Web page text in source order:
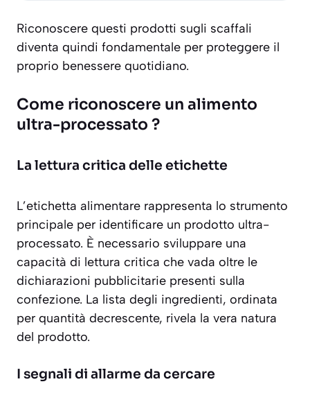
Riconoscere questi prodotti sugli scaffali
diventa quindi fondamentale per proteggere il
proprio benessere quotidiano.
Come riconoscere un alimento
ultra-processato ?
La lettura critica delle etichette
L’etichetta alimentare rappresenta lo strumento
principale per identificare un prodotto ultra-
processato. È necessario sviluppare una
capacità di lettura critica che vada oltre le
dichiarazioni pubblicitarie presenti sulla
confezione. La lista degli ingredienti, ordinata
per quantità decrescente, rivela la vera natura
del prodotto.
I segnali di allarme da cercare